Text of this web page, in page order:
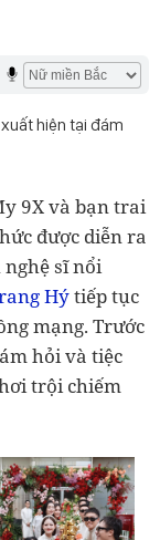
hiện tại đám
9X và bạn trai
được diễn ra
nghệ sĩ nổi
Hýtiếp tục
mạng. Trước
hỏi và tiệc
trội chiếm